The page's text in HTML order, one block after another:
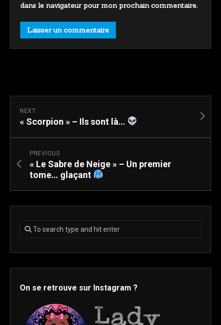
dans le navigateur pour mon prochain commentaire.
NEXT
« Scorpion » – Ils sont là…
PREVIOUS
« Le Sabre de Neige » – Un premier
tome… glaçant
On se retrouve sur Instagram ?